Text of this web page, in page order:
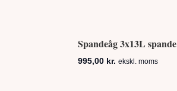
Spandeåg 3x13L spande
995,00 kr. ekskl. moms